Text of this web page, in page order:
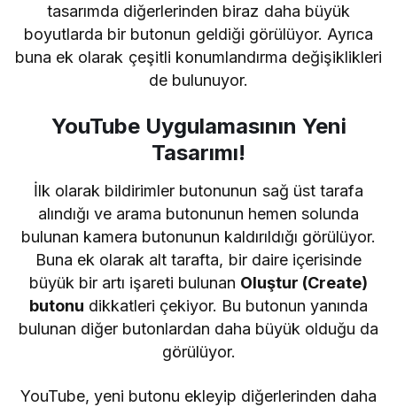
tasarımda diğerlerinden biraz daha büyük
boyutlarda bir butonun geldiği görülüyor. Ayrıca
buna ek olarak çeşitli konumlandırma değişiklikleri
de bulunuyor.
YouTube Uygulamasının Yeni
Tasarımı!
İlk olarak bildirimler butonunun sağ üst tarafa
alındığı ve arama butonunun hemen solunda
bulunan kamera butonunun kaldırıldığı görülüyor.
Buna ek olarak alt tarafta, bir daire içerisinde
büyük bir artı işareti bulunan Oluştur (Create)
butonu dikkatleri çekiyor. Bu butonun yanında
bulunan diğer butonlardan daha büyük olduğu da
görülüyor.
YouTube, yeni butonu ekleyip diğerlerinden daha